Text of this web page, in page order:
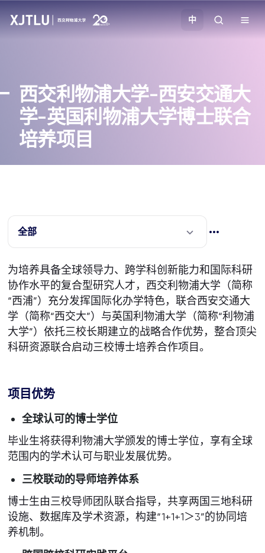
招生
科研
中
西交利物浦大学-西安交通大
学-英国利物浦大学博士联合
培养项目
全部
为培养具备全球领导力、跨学科创新能力和国际科研
协作水平的复合型研究人才，西交利物浦大学（简称
“西浦”）充分发挥国际化办学特色，联合西安交通大
学（简称“西交大”）与英国利物浦大学（简称“利物浦
大学”）依托三校长期建立的战略合作优势，整合顶尖
科研资源联合启动三校博士培养合作项目。
项目优势
全球认可的博士学位
毕业生将获得利物浦大学颁发的博士学位，享有全球
范围内的学术认可与职业发展优势。
三校联动的导师培养体系
博士生由三校导师团队联合指导，共享两国三地科研
设施、数据库及学术资源，构建“1+1+1＞3”的协同培
养机制。